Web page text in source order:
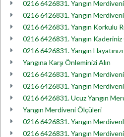
0216 6426831. Yangın
0216 6426831. Yangın
0216 6426831. Yangın Korkulu
0216 6426831. Yangın Kaderiniz
0216 6426831. Yangın
Yangına Karşı Önleminizi Alın
0216 6426831. Yangın Merdiveni
0216 6426831. Yangın Merdiveni
0216 6426831. Ucuz Yangın
Yangın Merdiveni Ölçüleri
0216 6426831. Yangın
0216 6426831. Yangın